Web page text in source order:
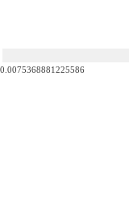
0.0075368881225586